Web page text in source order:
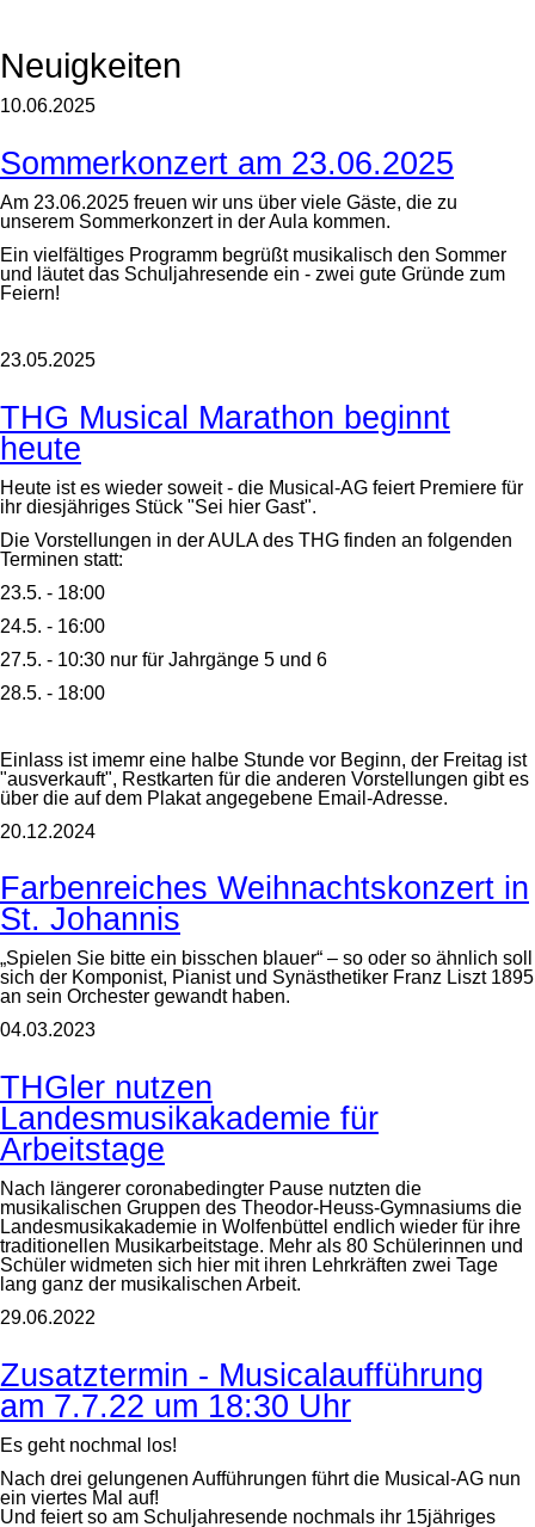
Neuigkeiten
10.06.2025
Sommerkonzert am 23.06.2025
Am 23.06.2025 freuen wir uns über viele Gäste, die zu
unserem Sommerkonzert in der Aula kommen.
Ein vielfältiges Programm begrüßt musikalisch den Sommer
und läutet das Schuljahresende ein - zwei gute Gründe zum
Feiern!
23.05.2025
THG Musical Marathon beginnt
heute
Heute ist es wieder soweit - die Musical-AG feiert Premiere für
ihr diesjähriges Stück "Sei hier Gast".
Die Vorstellungen in der AULA des THG finden an folgenden
Terminen statt:
23.5. - 18:00
24.5. - 16:00
27.5. - 10:30 nur für Jahrgänge 5 und 6
28.5. - 18:00
Einlass ist imemr eine halbe Stunde vor Beginn, der Freitag ist
"ausverkauft", Restkarten für die anderen Vorstellungen gibt es
über die auf dem Plakat angegebene Email-Adresse.
20.12.2024
Farbenreiches Weihnachtskonzert in
St. Johannis
„Spielen Sie bitte ein bisschen blauer“ – so oder so ähnlich soll
sich der Komponist, Pianist und Synästhetiker Franz Liszt 1895
an sein Orchester gewandt haben.
04.03.2023
THGler nutzen
Landesmusikakademie für
Arbeitstage
Nach längerer coronabedingter Pause nutzten die
musikalischen Gruppen des Theodor-Heuss-Gymnasiums die
Landesmusikakademie in Wolfenbüttel endlich wieder für ihre
traditionellen Musikarbeitstage. Mehr als 80 Schülerinnen und
Schüler widmeten sich hier mit ihren Lehrkräften zwei Tage
lang ganz der musikalischen Arbeit.
29.06.2022
Zusatztermin - Musicalaufführung
am 7.7.22 um 18:30 Uhr
Es geht nochmal los!
Nach drei gelungenen Aufführungen führt die Musical-AG nun
ein viertes Mal auf!
Und feiert so am Schuljahresende nochmals ihr 15jähriges